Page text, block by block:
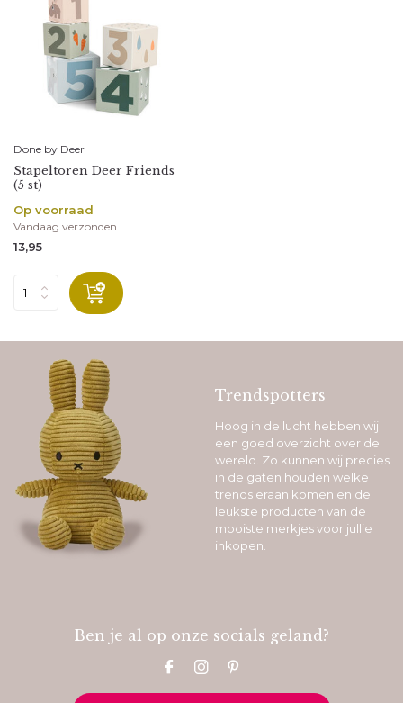
Done by Deer
Stapeltoren Deer Friends
(5 st)
Op voorraad
Vandaag verzonden
13,95
Trendspotters
Hoog in de lucht hebben wij
een goed overzicht over de
wereld. Zo kunnen wij precies
in de gaten houden welke
trends eraan komen en de
leukste producten van de
mooiste merkjes voor jullie
inkopen.
Ben je al op onze socials geland?